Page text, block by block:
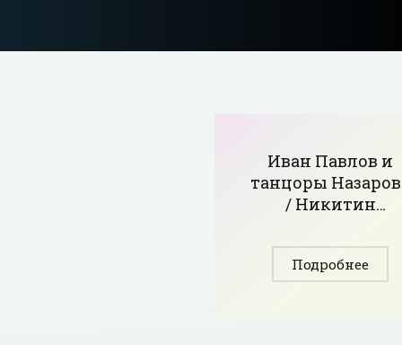
Иван Павлов и
танцоры
/ Никитин
Украину на ЧМ по
фигурному
Подробнее